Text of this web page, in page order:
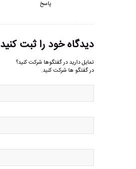
پاسخ
دیدگاه خود را ثبت کنید
تمایل دارید در گفتگوها شرکت کنید؟
در گفتگو ها شرکت کنید.